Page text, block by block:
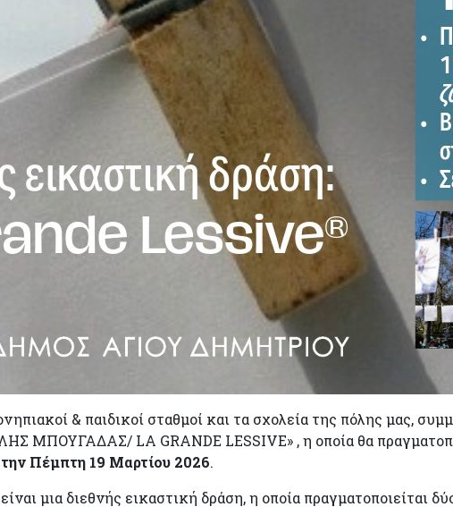
& παιδικοί σταθμοί και τα σχολεία της πόλης μας,
LA GRANDE LESSIVE» , η οποία θα
την Πέμπτη 19 Μαρτίου 2026.
μια διεθνής εικαστική δράση, η οποία πραγματοποιείται